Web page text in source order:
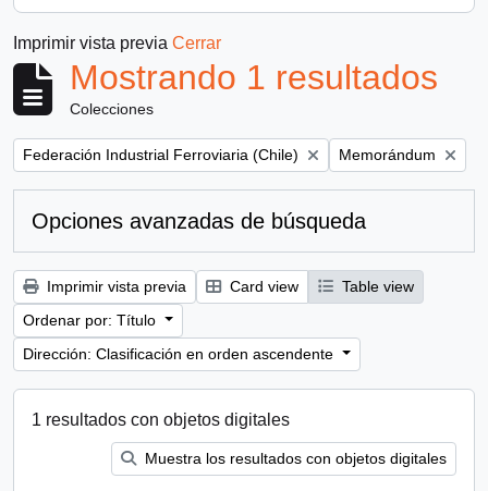
Imprimir vista previa Cerrar
Mostrando 1 resultados
Colecciones
Remove filter:
Federación Industrial Ferroviaria (Chile) Remove filter:
Memorándum
Opciones avanzadas de búsqueda
Imprimir vista previa Card view
Table view
Ordenar por: Título
Dirección: Clasificación en orden ascendente
1 resultados con objetos digitales
Muestra los resultados con objetos digitales